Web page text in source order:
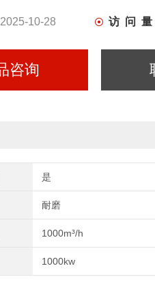
2025-10-28 访 问 量
咨询
是
耐磨
1000m³/h
1000kw